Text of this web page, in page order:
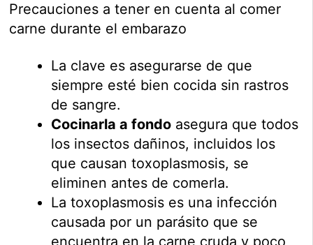
Precauciones a tener en cuenta al comer
carne durante el embarazo
La clave es asegurarse de que
siempre esté bien cocida sin rastros
de sangre.
Cocinarla a fondo asegura que todos
los insectos dañinos, incluidos los
que causan toxoplasmosis, se
eliminen antes de comerla.
La toxoplasmosis es una infección
causada por un parásito que se
encuentra en la carne cruda y poco